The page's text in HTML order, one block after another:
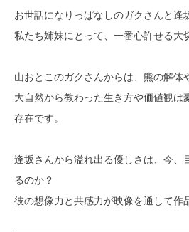
お世話になりっぱなしのガクさんと逢
私たち姉妹にとって、一番心許せる大
山おとこのガクさんからは、熊の解体
大自然から教わった生き方や価値観は
存在です。
逢坂さんから溢れ出る優しさは、今、
るのか？
彼の想像力と共感力が映像を通して作